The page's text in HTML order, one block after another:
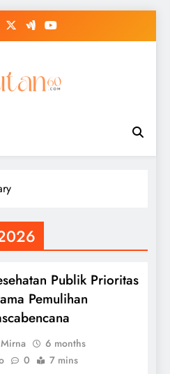
Publik Prioritas
Pemulihan
Mirna
6 months
0 7 mins